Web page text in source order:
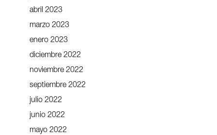
abril 2023
marzo 2023
enero 2023
diciembre 2022
noviembre 2022
septiembre 2022
julio 2022
junio 2022
mayo 2022